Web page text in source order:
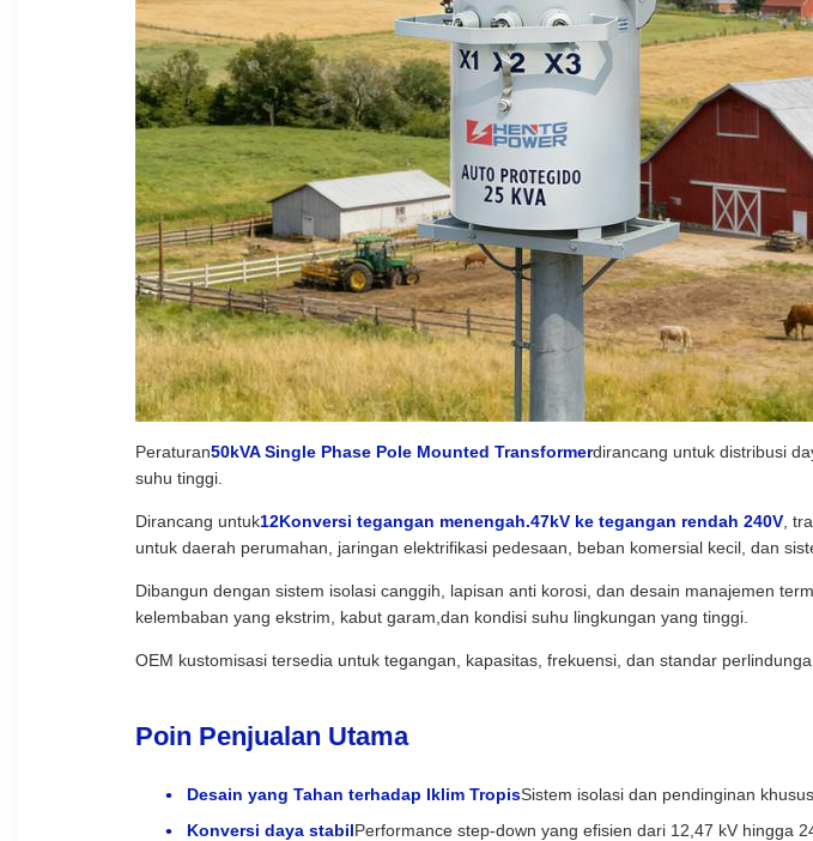
Peraturan50kVA Single Phase Pole Mounted Transformerdirancang untuk distribusi
suhu tinggi.
Dirancang untuk12Konversi tegangan menengah.47kV ke tegangan rendah 240V ,
untuk daerah perumahan, jaringan elektrifikasi pedesaan, beban komersial kecil, dan
Dibangun dengan sistem isolasi canggih, lapisan anti korosi, dan desain manajemen
kelembaban yang ekstrim, kabut garam,dan kondisi suhu lingkungan yang tinggi.
OEM kustomisasi tersedia untuk tegangan, kapasitas, frekuensi, dan standar
Poin Penjualan Utama
Desain yang Tahan terhadap Iklim TropisSistem isolasi dan pendinginan
Konversi daya stabilPerformance step-down yang efisien dari 12,47 kV hingga